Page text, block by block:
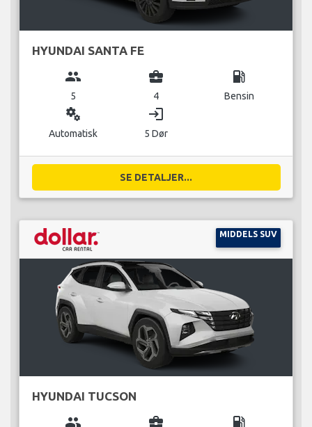
HYUNDAI SANTA FE
group
5
business_center
4
local_gas_station
Bensin
miscellaneous_services
Automatisk
login
5 Dør
SE DETALJER...
MIDDELS SUV
HYUNDAI TUCSON
group business_center local_gas_station